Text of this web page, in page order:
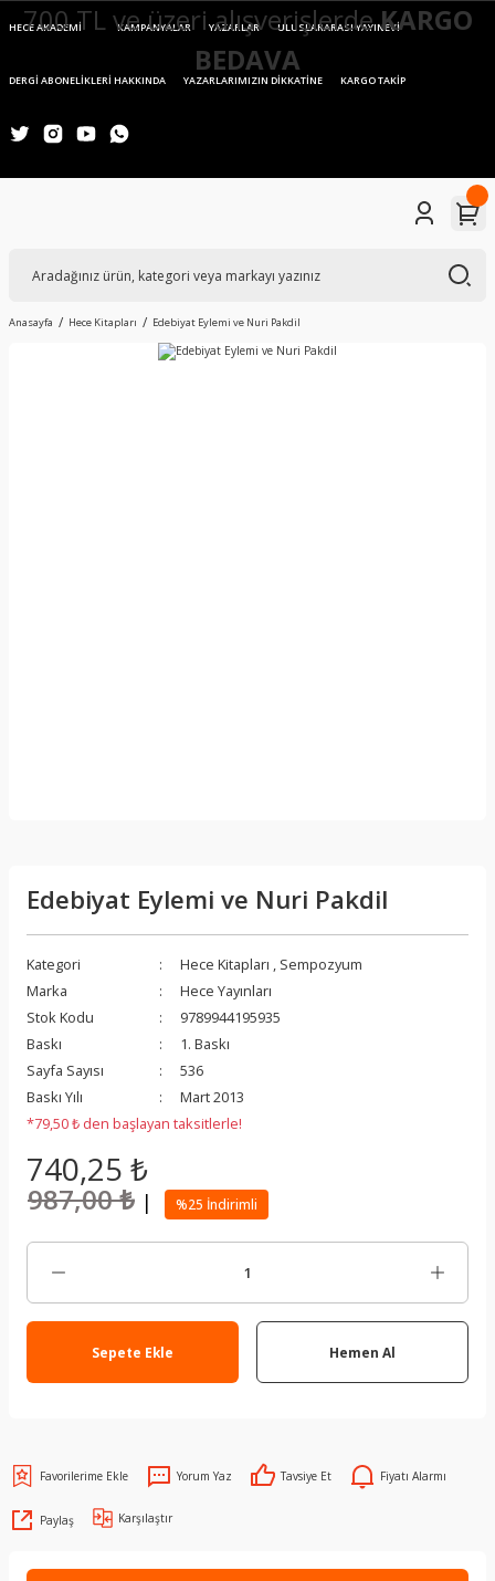
HECE AKADEMİ KAMPANYALAR YAZARLAR ULUSLARARASI YAYINEVİ
DERGİ ABONELİKLERİ HAKKINDA YAZARLARIMIZIN DİKKATİNE KARGO TAKİP
Anasayfa Hece Kitapları Edebiyat Eylemi ve Nuri Pakdil
Edebiyat Eylemi ve Nuri Pakdil
Kategori Hece Kitapları , Sempozyum
Marka
Hece Yayınları
Stok Kodu
9789944195935
Baskı
1. Baskı
Sayfa Sayısı
536
Baskı Yılı
Mart 2013
*79,50 ₺ den başlayan taksitlerle!
740,25 ₺
987,00 ₺ | %25 İndirimli
Sepete Ekle Hemen Al
Yorum Yaz Tavsiye Et Fiyatı Alarmı
Paylaş Karşılaştır
700 TL ve üzeri alışverişlerdeKARGO
BEDAVA